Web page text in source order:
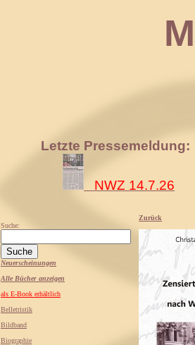
Letzte Pressemeldung:
NWZ 14.7.26
Suche:
Neuerscheinungen
Alle Bücher anzeigen
als E-Book erhältlich
Belletristik
Bildband
Biographie
Zurück